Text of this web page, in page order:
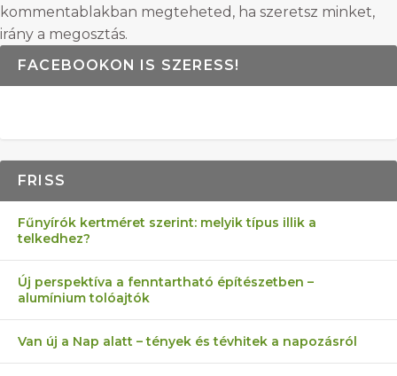
kommentablakban megteheted, ha szeretsz minket,
irány a megosztás.
FACEBOOKON IS SZERESS!
FRISS
Fűnyírók kertméret szerint: melyik típus illik a
telkedhez?
Új perspektíva a fenntartható építészetben –
alumínium tolóajtók
Van új a Nap alatt – tények és tévhitek a napozásról